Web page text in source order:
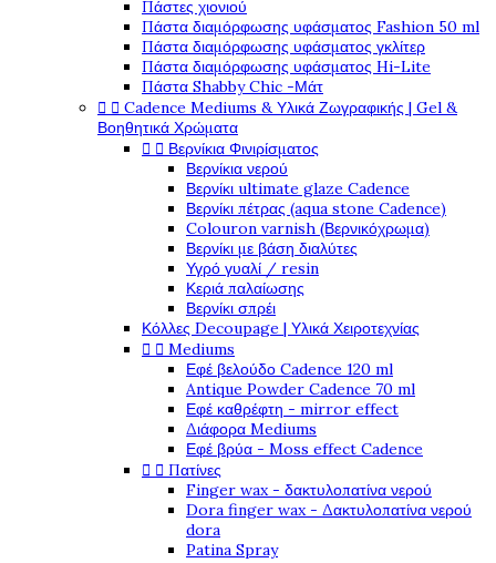
Πάστες χιονιού
Πάστα διαμόρφωσης υφάσματος Fashion 50 ml
Πάστα διαμόρφωσης υφάσματος γκλίτερ
Πάστα διαμόρφωσης υφάσματος Hi-Lite
Πάστα Shabby Chic -Μάτ
  Cadence Mediums & Υλικά Ζωγραφικής | Gel &
Βοηθητικά Χρώματα
  Βερνίκια Φινιρίσματος
Βερνίκια νερού
Βερνίκι ultimate glaze Cadence
Βερνίκι πέτρας (aqua stone Cadence)
Colouron varnish (Βερνικόχρωμα)
Βερνίκι με βάση διαλύτες
Υγρό γυαλί / resin
Κεριά παλαίωσης
Βερνίκι σπρέι
Κόλλες Decoupage | Υλικά Χειροτεχνίας
  Mediums
Εφέ βελούδο Cadence 120 ml
Antique Powder Cadence 70 ml
Εφέ καθρέφτη - mirror effect
Διάφορα Mediums
Εφέ βρύα - Moss effect Cadence
  Πατίνες
Finger wax - δακτυλοπατίνα νερού
Dora finger wax - Δακτυλοπατίνα νερού
dora
Patina Spray